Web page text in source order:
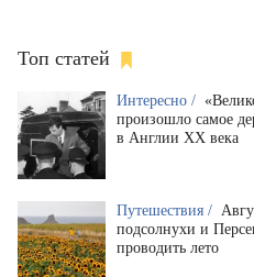
Топ статей
Интересно /
произошло самое
в Англии XX века
Путешествия /
подсолнухи и
проводить лето